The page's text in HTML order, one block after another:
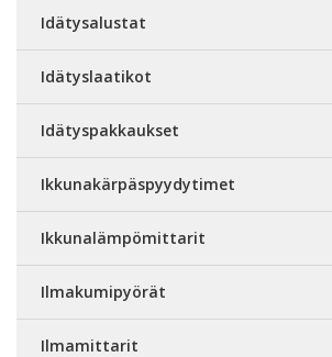
Idätysalustat
Idätyslaatikot
Idätyspakkaukset
Ikkunakärpäspyydytimet
Ikkunalämpömittarit
Ilmakumipyörät
Ilmamittarit